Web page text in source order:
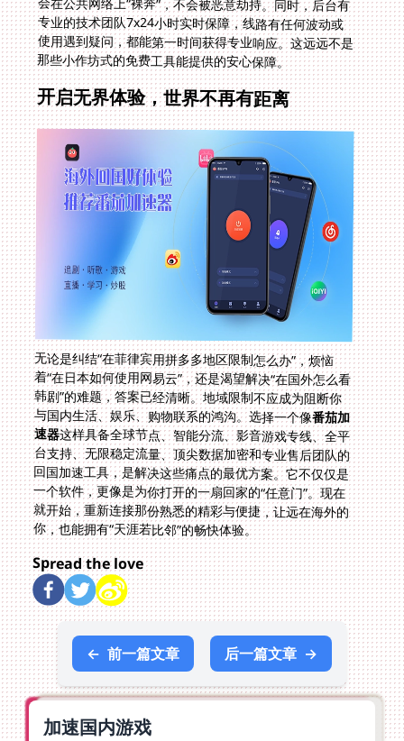
那些小作坊式的免费工具能提供的安心保障。
开启无界体验，世界不再有距离
无论是纠结“在菲律宾用拼多多地区限制怎么办”，烦恼
着“在日本如何使用网易云”，还是渴望解决“在国外怎么看
韩剧”的难题，答案已经清晰。地域限制不应成为阻断你
与国内生活、娱乐、购物联系的鸿沟。选择一个像番茄加
速器这样具备全球节点、智能分流、影音游戏专线、全平
台支持、无限稳定流量、顶尖数据加密和专业售后团队的
回国加速工具，是解决这些痛点的最优方案。它不仅仅是
一个软件，更像是为你打开的一扇回家的“任意门”。现在
就开始，重新连接那份熟悉的精彩与便捷，让远在海外的
你，也能拥有“天涯若比邻”的畅快体验。
Spread the love
← 前一篇文章 后一篇文章 →
加速国内游戏